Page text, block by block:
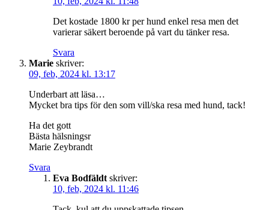
Det kostade 1800 kr per hund enkel resa men det
varierar säkert beroende på vart du tänker resa.
Svara
Marie skriver:
09, feb, 2024 kl. 13:17
Underbart att läsa…
Mycket bra tips för den som vill/ska resa med hund, tack!
Ha det gott
Bästa hälsningsr
Marie Zeybrandt
Svara
Eva Bodfäldt skriver:
10, feb, 2024 kl. 11:46